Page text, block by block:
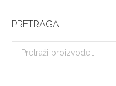
PRETRAGA